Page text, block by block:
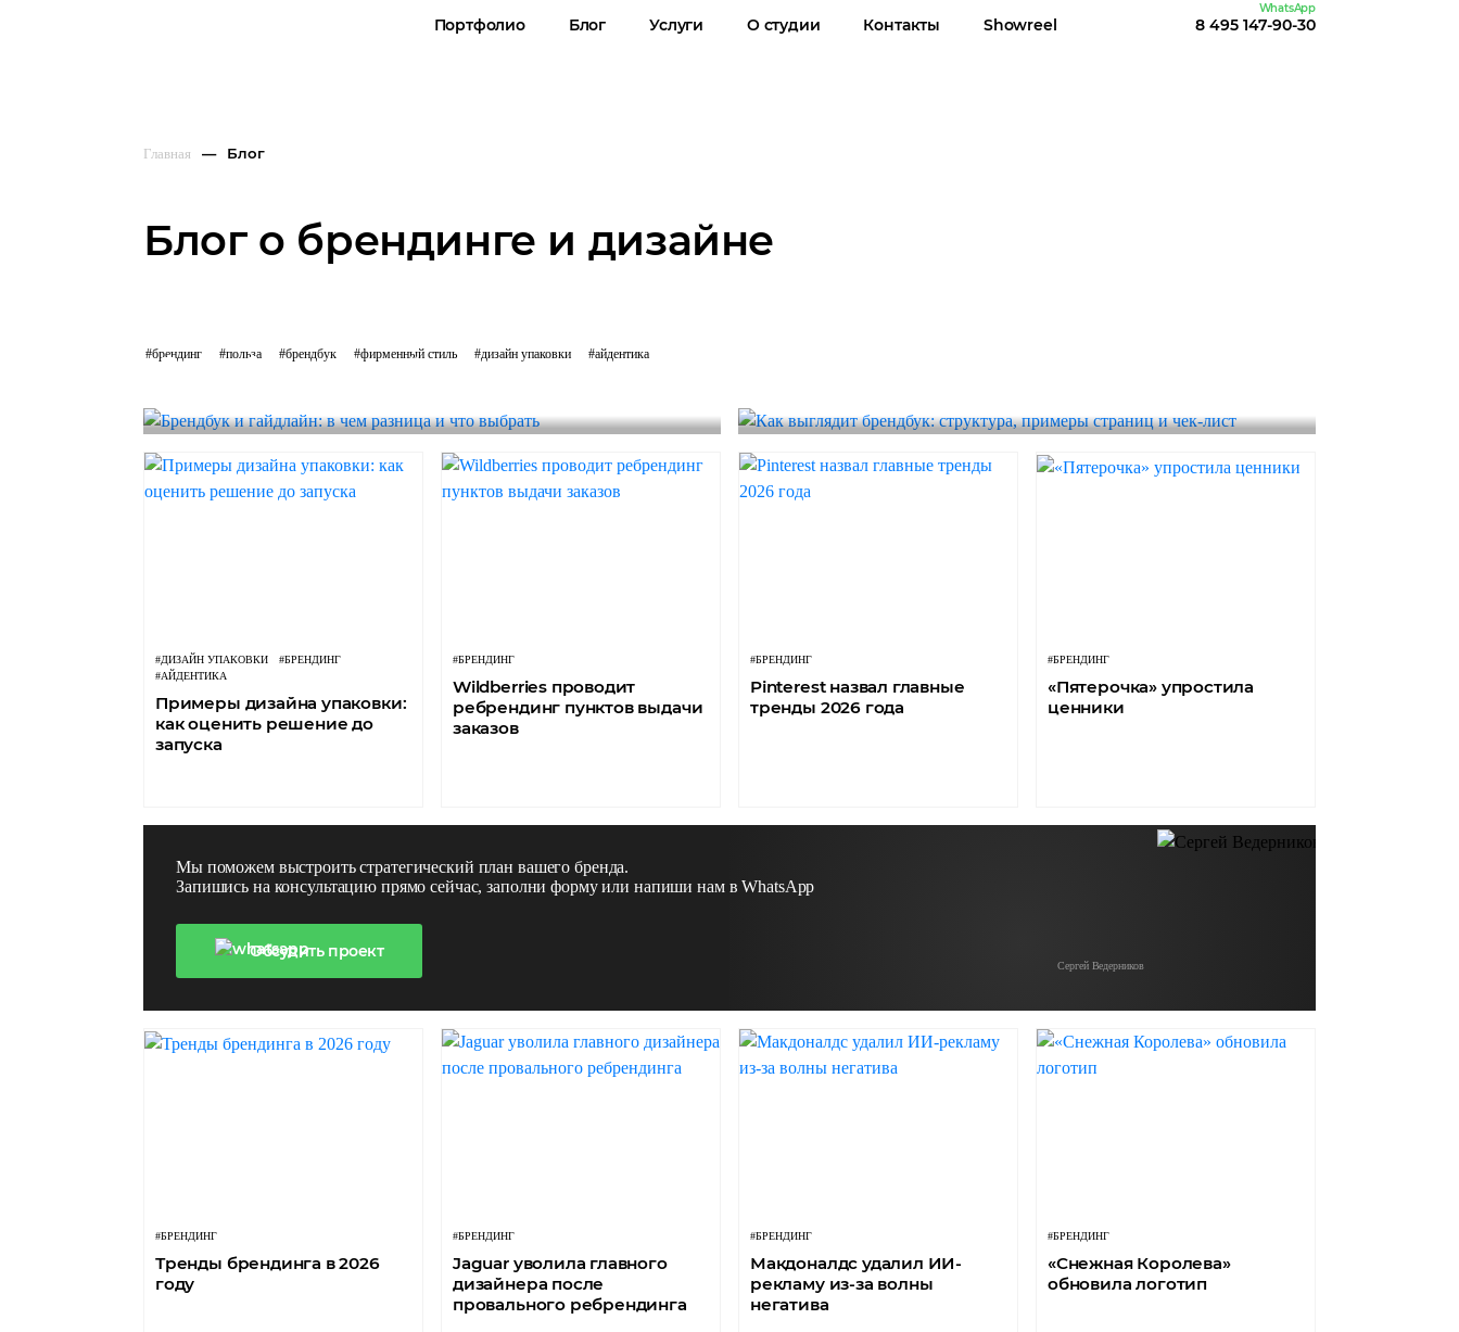
Портфолио Блог Услуги О студии Контакты Showreel
WhatsApp
8 495 147-90-30
Главная Блог
Блог о брендинге и дизайне
#брендинг #польза #брендбук #фирменный стиль #дизайн упаковки #айдентика
Брендбук и гайдлайн: в чем разница и
#ДИЗАЙН УПАКОВКИ
#БРЕНДИНГ
#АЙДЕНТИКА
Примеры дизайна упаковки:
как оценить решение до
запуска
#БРЕНДИНГ
Wildberries проводит
ребрендинг пунктов выдачи
заказов
#БРЕНДИНГ
Pinterest назвал главные
тренды 2026 года
#БРЕНДИНГ
«Пятерочка» упростила
ценники
Мы поможем выстроить стратегический план вашего бренда.
Запишись на консультацию прямо сейчас, заполни форму или напиши нам в WhatsApp
Обсудить проект
Сергей Ведерников
#БРЕНДИНГ
Тренды брендинга в 2026
году
#БРЕНДИНГ
Jaguar уволила главного
дизайнера после
провального ребрендинга
#БРЕНДИНГ
Макдоналдс удалил ИИ-
рекламу из-за волны
негатива
#БРЕНДИНГ
«Снежная Королева»
обновила логотип